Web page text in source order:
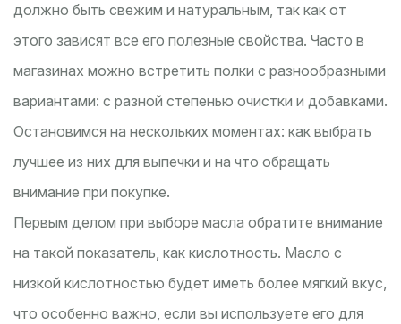
должно быть свежим и натуральным, так как от
этого зависят все его полезные свойства. Часто в
магазинах можно встретить полки с разнообразными
вариантами: с разной степенью очистки и добавками.
Остановимся на нескольких моментах: как выбрать
лучшее из них для выпечки и на что обращать
внимание при покупке.
Первым делом при выборе масла обратите внимание
на такой показатель, как кислотность. Масло с
низкой кислотностью будет иметь более мягкий вкус,
что особенно важно, если вы используете его для